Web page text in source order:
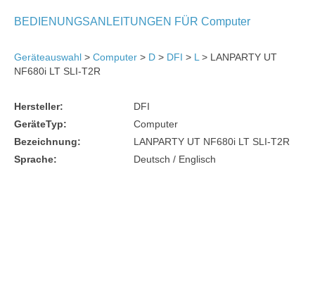
BEDIENUNGSANLEITUNGEN FÜR Computer
Geräteauswahl > Computer > D > DFI > L > LANPARTY UT
NF680i LT SLI-T2R
Hersteller:
DFI
GeräteTyp:
Computer
Bezeichnung:
LANPARTY UT NF680i LT SLI-T2R
Sprache:
Deutsch / Englisch